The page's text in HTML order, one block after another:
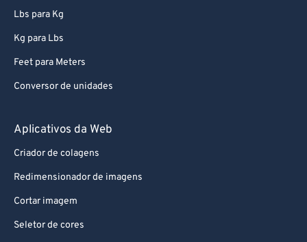
Lbs para Kg
Kg para Lbs
Feet para Meters
Conversor de unidades
Aplicativos da Web
Criador de colagens
Redimensionador de imagens
Cortar imagem
Seletor de cores